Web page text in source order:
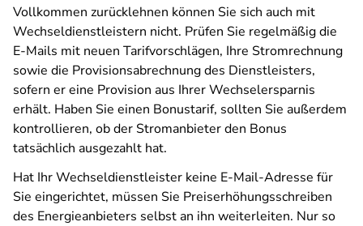
Vollkommen zurücklehnen können Sie sich auch mit
Wechseldienstleistern nicht. Prüfen Sie regelmäßig die
E-Mails mit neuen Tarifvorschlägen, Ihre Stromrechnung
sowie die Provisionsabrechnung des Dienstleisters,
sofern er eine Provision aus Ihrer Wechselersparnis
erhält. Haben Sie einen Bonustarif, sollten Sie außerdem
kontrollieren, ob der Stromanbieter den Bonus
tatsächlich ausgezahlt hat.
Hat Ihr Wechseldienstleister keine E-Mail-Adresse für
Sie eingerichtet, müssen Sie Preiserhöhungsschreiben
des Energieanbieters selbst an ihn weiterleiten. Nur so